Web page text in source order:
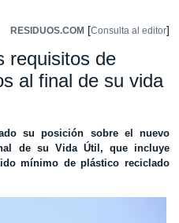
RESIDUOS.COM [Consulta al editor]
requisitos de
al final de su vida
su posición sobre el nuevo
de su Vida Útil, que incluye
mínimo de plástico reciclado